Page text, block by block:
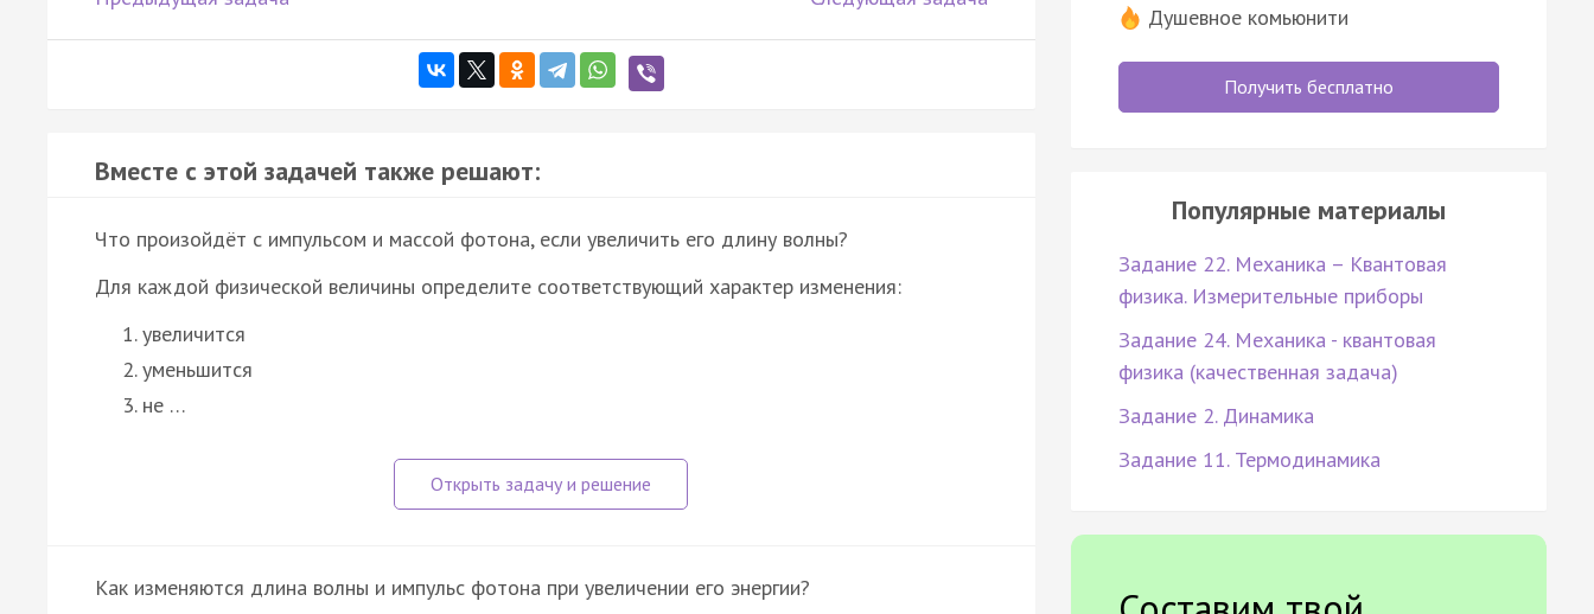
Вместе с этой задачей также решают:
Что произойдёт с импульсом и массой фотона, если увеличить его длину волны?
Для каждой физической величины определите соответствующий характер изменения:
увеличится
уменьшится
не …
Как изменяются длина волны и импульс фотона при увеличении его энергии?
Душевное комьюнити
Получить бесплатно
Популярные материалы
Задание 22. Механика – Квантовая
физика. Измерительные приборы
Задание 24. Механика - квантовая
физика (качественная задача)
Задание 2. Динамика
Задание 11. Термодинамика